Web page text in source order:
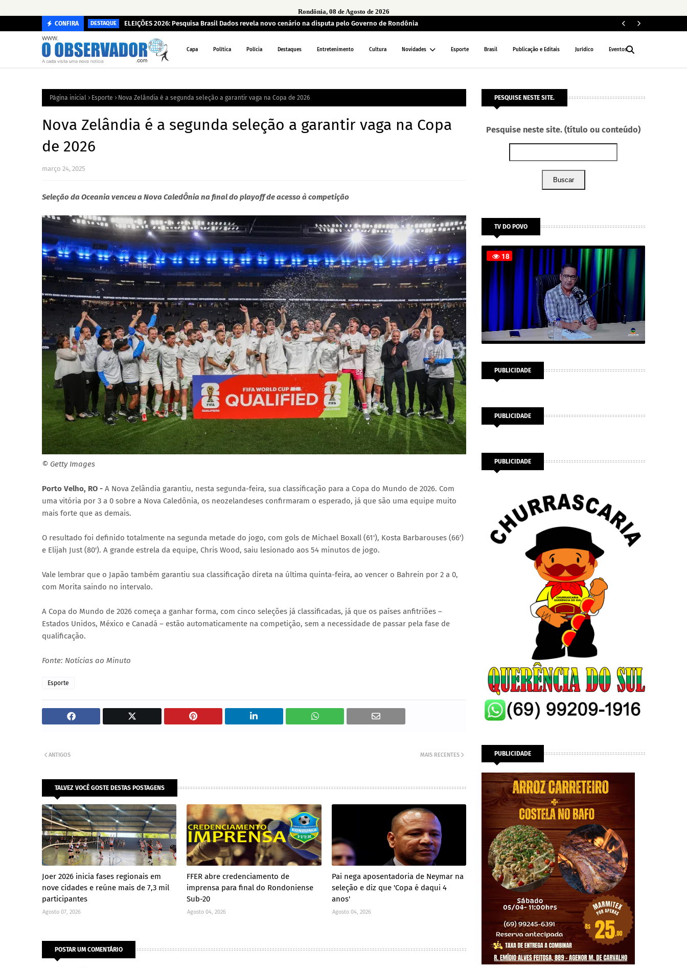
Rondônia, 08 de Agosto de 2026
CONFIRA DESTAQUE ELEIÇÕES 2026: Pesquisa Brasil Dados revela novo cenário na disputa pelo Governo de Rondônia
Capa Política Polícia Destaques Entretenimento Cultura Novidades Esporte Brasil Publicação e Editais Jurídico Eventos
Página inicial Esporte Nova Zelândia é a segunda seleção a garantir vaga na Copa de 2026
Nova Zelândia é a segunda seleção a garantir vaga na Copa
de 2026
março 24, 2025
Seleção da Oceania venceu a Nova CaledÔnia na final do playoff de acesso à competição
© Getty Images
Porto Velho, RO - A Nova Zelândia garantiu, nesta segunda-feira, sua classificação para a Copa do Mundo de 2026. Com
uma vitória por 3 a 0 sobre a Nova Caledônia, os neozelandeses confirmaram o esperado, já que são uma equipe muito
mais forte que as demais.
O resultado foi definido totalmente na segunda metade do jogo, com gols de Michael Boxall (61'), Kosta Barbarouses (66')
e Elijah Just (80'). A grande estrela da equipe, Chris Wood, saiu lesionado aos 54 minutos de jogo.
Vale lembrar que o Japão também garantiu sua classificação direta na última quinta-feira, ao vencer o Bahrein por 2 a 0,
com Morita saindo no intervalo.
A Copa do Mundo de 2026 começa a ganhar forma, com cinco seleções já classificadas, já que os países anfitriões –
Estados Unidos, México e Canadá – estão automaticamente na competição, sem a necessidade de passar pela fase de
qualificação.
Fonte: Notícias ao Minuto
Esporte
MAIS RECENTES
ANTIGOS
TALVEZ VOCÊ GOSTE DESTAS POSTAGENS
Joer 2026 inicia fases regionais em
nove cidades e reúne mais de 7,3 mil
participantes
Agosto 07, 2026
FFER abre credenciamento de
imprensa para final do Rondoniense
Sub-20
Agosto 04, 2026
Pai nega aposentadoria de Neymar na
seleção e diz que 'Copa é daqui 4
anos'
Agosto 04, 2026
POSTAR UM COMENTÁRIO
PESQUISE NESTE SITE.
Pesquise neste site. (título ou conteúdo)
Buscar
TV DO POVO
PUBLICIDADE
PUBLICIDADE
PUBLICIDADE
PUBLICIDADE